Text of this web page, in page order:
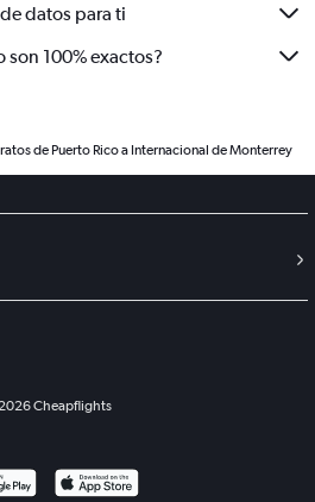
datos para ti
son 100% exactos?
de Puerto Rico a Internacional de Monterrey
Cheapflights